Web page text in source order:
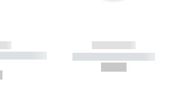
--------
------------
----------- -----------